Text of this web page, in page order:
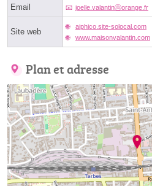
Email joelle.valantinⓐorange.fr
Site web
aiphico.site-solocal.com
www.maisonvalantin.com
Plan et adresse